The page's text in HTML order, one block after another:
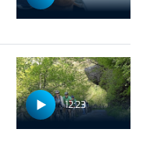
12:23